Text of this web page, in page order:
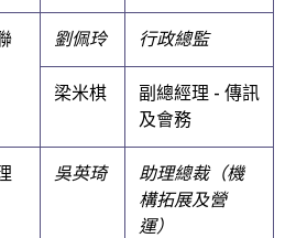
劉佩玲 行政總監
梁米棋
副總經理 - 傳訊
及會務
吳英琦
助理總裁（機
構拓展及營
運）